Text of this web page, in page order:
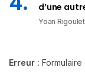
d’une
Yoan Rigoulet
Erreur :